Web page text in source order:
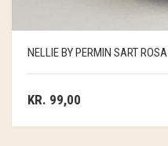
NELLIE BY PERMIN SART ROSA
KR. 99,00